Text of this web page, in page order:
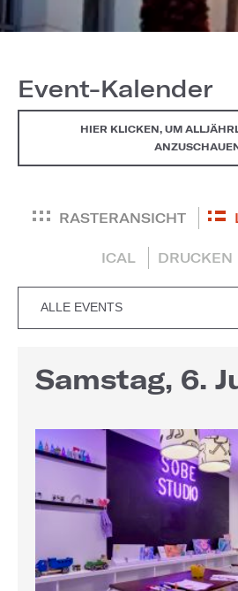
Event-Kalender
HIER KLICKEN, UM
RASTERANSICHT
ICAL DRUCKEN
Samstag, 6.